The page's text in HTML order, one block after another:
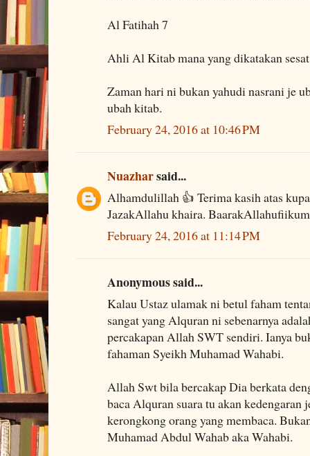
Al Fatihah 7
Ahli Al Kitab mana yang dikatakan
Zaman hari ni bukan yahudi nasrani je
ubah kitab.
February 24, 2016 at 10:46 PM
Nuazharsaid...
Alhamdulillah 👍 Terima kasih atas
JazakAllahu khaira. BaarakAllahufiikum
February 24, 2016 at 11:14 PM
Anonymous said...
Kalau Ustaz ulamak ni betul faham
sangat yang Alquran ni sebenarnya
percakapan Allah SWT sendiri. Ianya
fahaman Syeikh Muhamad Wahabi.
Allah Swt bila bercakap Dia berkata
baca Alquran suara tu akan kedengaran
kerongkong orang yang membaca.
Muhamad Abdul Wahab aka Wahabi.